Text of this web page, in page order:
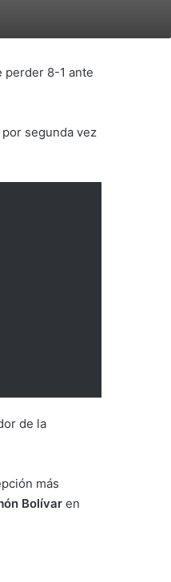
perder 8-1 ante
por segunda vez
de la
más
Bolívar en